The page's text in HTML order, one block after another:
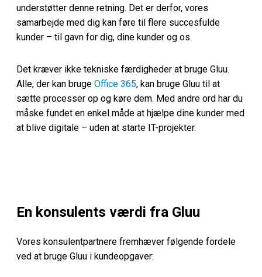
understøtter denne retning. Det er derfor, vores
samarbejde med dig kan føre til flere succesfulde
kunder – til gavn for dig, dine kunder og os.
Det kræver ikke tekniske færdigheder at bruge Gluu.
Alle, der kan bruge Office 365, kan bruge Gluu til at
sætte processer op og køre dem. Med andre ord har du
måske fundet en enkel måde at hjælpe dine kunder med
at blive digitale – uden at starte IT-projekter.
En konsulents værdi fra Gluu
Vores konsulentpartnere fremhæver følgende fordele
ved at bruge Gluu i kundeopgaver: